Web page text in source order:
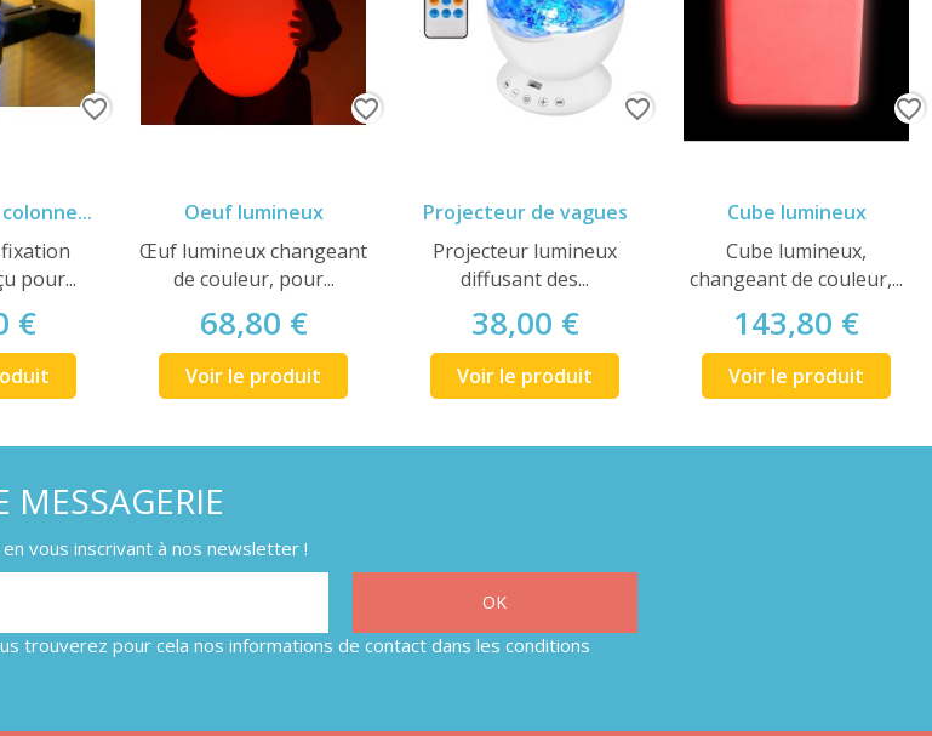
pour...
€
favorite_border
Oeuf lumineux
Œuf lumineux changeant
de couleur, pour...
68,80 €
Voir le produit
favorite_border
Projecteur de vagues
Projecteur lumineux
diffusant des...
38,00 €
Voir le produit
favorite_border
Cube lumineux
Cube lumineux,
changeant de couleur,...
143,80 €
Voir le produit
favorite_border
MESSAGERIE
vous inscrivant à nos newsletter !
trouverez pour cela nos informations de contact dans les conditions